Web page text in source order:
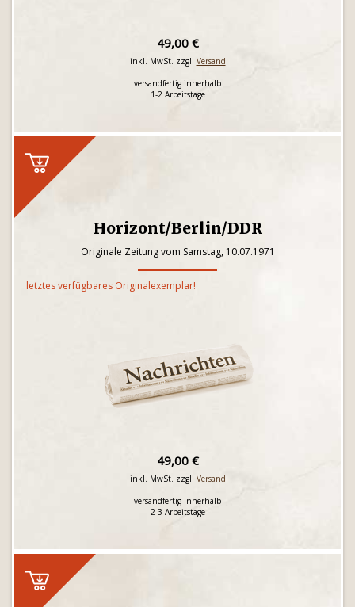
49,00 €
inkl. MwSt. zzgl. Versand
versandfertig innerhalb
1-2 Arbeitstage
Horizont/Berlin/DDR
Originale Zeitung vom Samstag, 10.07.1971
letztes verfügbares Originalexemplar!
49,00 €
inkl. MwSt. zzgl. Versand
versandfertig innerhalb
2-3 Arbeitstage